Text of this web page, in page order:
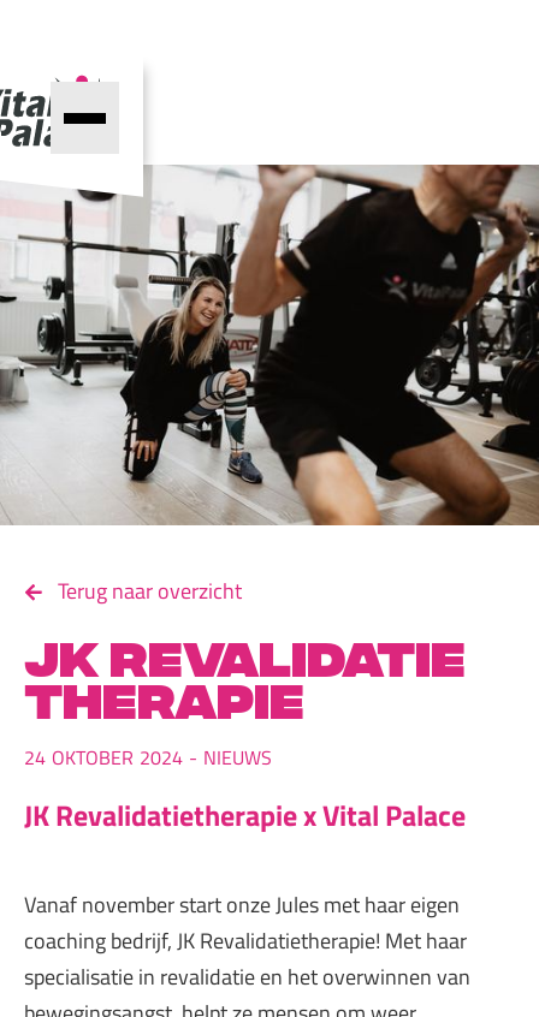
Terug naar overzicht
JK revalidatie
therapie
24 OKTOBER 2024 - NIEUWS
JK Revalidatietherapie x Vital Palace
Vanaf november start onze Jules met haar eigen
coaching bedrijf, JK Revalidatietherapie! Met haar
specialisatie in revalidatie en het overwinnen van